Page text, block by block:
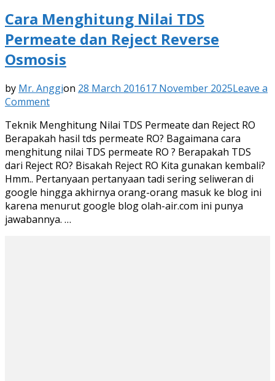
Cara Menghitung Nilai TDS
Permeate dan Reject Reverse
Osmosis
by Mr. Anggion 28 March 201617 November 2025Leave a
Commenton
Menghitung
Nilai
TDS
Permeate
dan
Reject
Reverse
Osmosis
Teknik Menghitung Nilai TDS Permeate dan Reject RO
Berapakah hasil tds permeate RO? Bagaimana cara
menghitung nilai TDS permeate RO ? Berapakah TDS
dari Reject RO? Bisakah Reject RO Kita gunakan kembali?
Hmm.. Pertanyaan pertanyaan tadi sering seliweran di
google hingga akhirnya orang-orang masuk ke blog ini
karena menurut google blog olah-air.com ini punya
jawabannya. …